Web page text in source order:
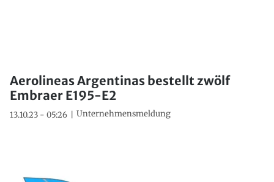
Aerolineas Argentinas bestellt zwölf
Embraer E195-E2
13.10.23 - 05:26 Unternehmensmeldung